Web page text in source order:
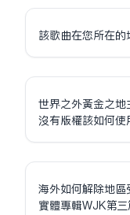
該歌曲在您所在的
世界之外黃金之
沒有版權該如何使
海外如何解除地
實體專輯WJK第三